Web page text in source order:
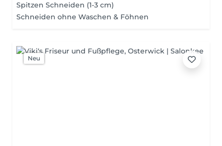
Spitzen Schneiden (1-3 cm)
Schneiden ohne Waschen & Föhnen
Neu